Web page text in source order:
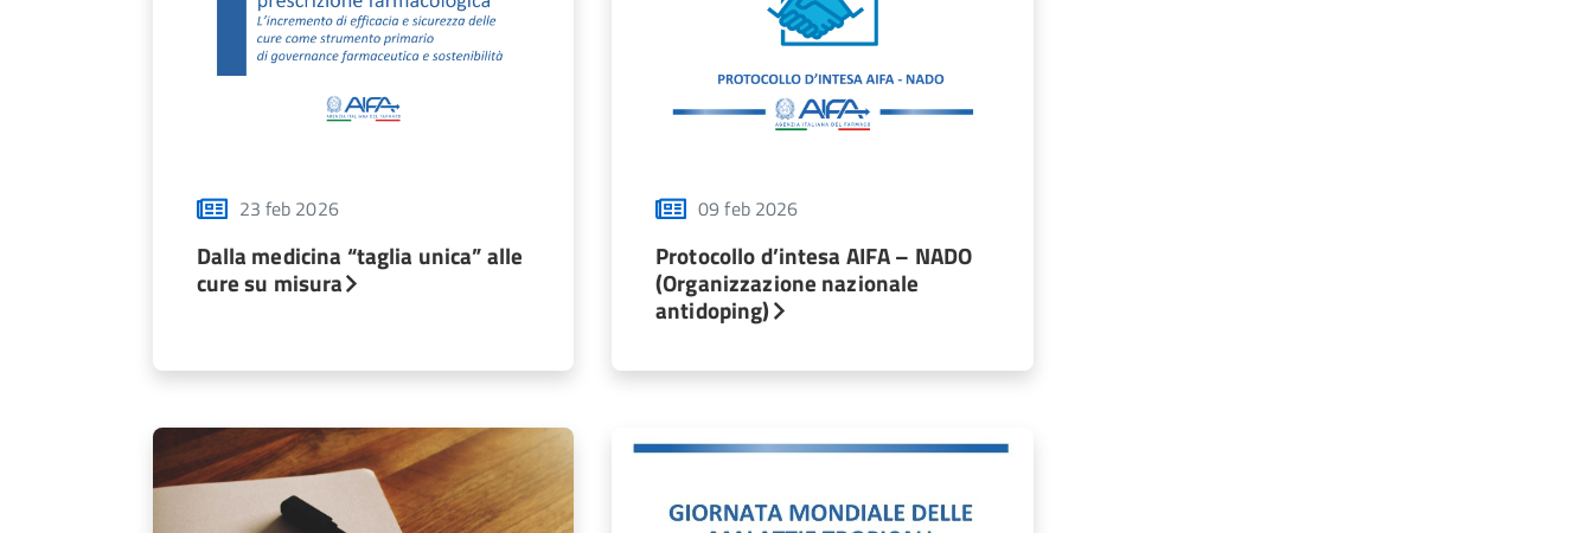
23 feb 2026
Dalla medicina “taglia unica” alle
cure su misura
09 feb 2026
Protocollo d’intesa AIFA – NADO
(Organizzazione nazionale
antidoping)